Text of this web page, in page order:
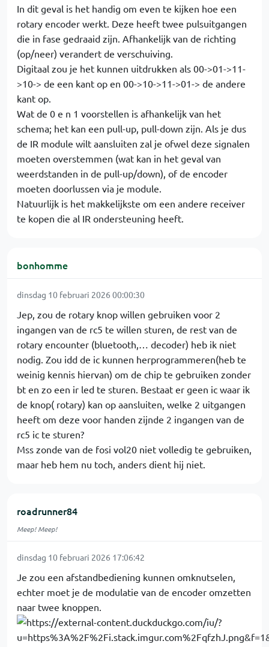
In dit geval is het handig om even te kijken hoe een
rotary encoder werkt. Deze heeft twee pulsuitgangen
die in fase gedraaid zijn. Afhankelijk van de richting
(op/neer) verandert de verschuiving.
Digitaal zou je het kunnen uitdrukken als 00->01->11-
>10-> de een kant op en 00->10->11->01-> de andere
kant op.
Wat de 0 e n 1 voorstellen is afhankelijk van het
schema; het kan een pull-up, pull-down zijn. Als je dus
de IR module wilt aansluiten zal je ofwel deze signalen
moeten overstemmen (wat kan in het geval van
weerdstanden in de pull-up/down), of de encoder
moeten doorlussen via je module.
Natuurlijk is het makkelijkste om een andere receiver
te kopen die al IR ondersteuning heeft.
bonhomme
dinsdag 10 februari 2026 00:00:30
Jep, zou de rotary knop willen gebruiken voor 2
ingangen van de rc5 te willen sturen, de rest van de
rotary encounter (bluetooth,… decoder) heb ik niet
nodig. Zou idd de ic kunnen herprogrammeren(heb te
weinig kennis hiervan) om de chip te gebruiken zonder
bt en zo een ir led te sturen. Bestaat er geen ic waar ik
de knop( rotary) kan op aansluiten, welke 2 uitgangen
heeft om deze voor handen zijnde 2 ingangen van de
rc5 ic te sturen?
Mss zonde van de fosi vol20 niet volledig te gebruiken,
maar heb hem nu toch, anders dient hij niet.
roadrunner84
Meep! Meep!
dinsdag 10 februari 2026 17:06:42
Je zou een afstandbediening kunnen omknutselen,
echter moet je de modulatie van de encoder omzetten
naar twee knoppen.